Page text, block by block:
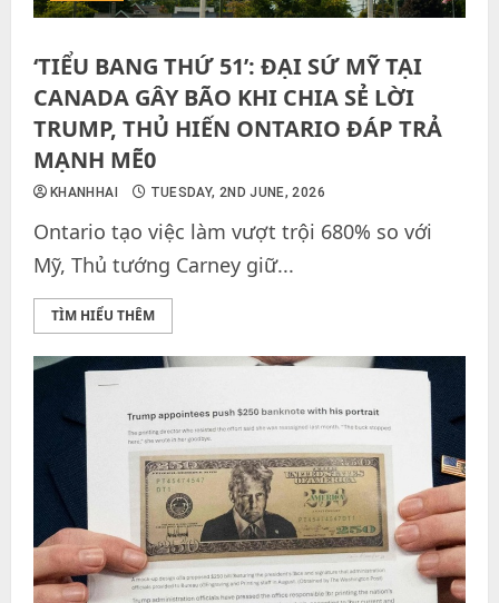
‘TIỂU BANG THỨ 51’: ĐẠI SỨ MỸ TẠI
CANADA GÂY BÃO KHI CHIA SẺ LỜI
TRUMP, THỦ HIẾN ONTARIO ĐÁP TRẢ
MẠNH MẼ0
KHANHHAI TUESDAY, 2ND JUNE, 2026
Ontario tạo việc làm vượt trội 680% so với
Mỹ, Thủ tướng Carney giữ...
TÌM HIỂU THÊM